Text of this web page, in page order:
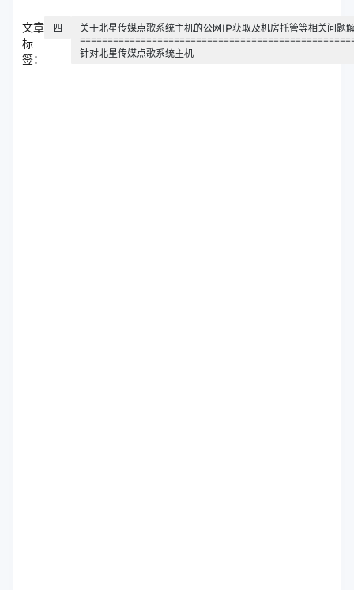
文章
标
签：
四
关于北星传媒点歌系统主机的公网IP获取及机房托管等相关问题
针对北星传媒点歌系统主机